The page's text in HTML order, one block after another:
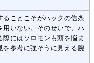
ることこそがハックの信条
用いない。そのせいで、ハ
際にはソロモンも頭を悩ま
を参考に強そうに見える腕